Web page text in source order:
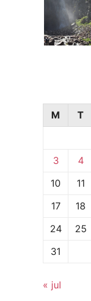
M
T
3
4
10
11
17
18
24
25
31
« jul